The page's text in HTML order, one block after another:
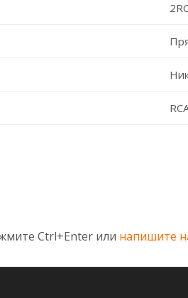
Ctrl+Enter или напишите